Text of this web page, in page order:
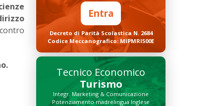
Entra
Decreto di Parità Scolastica N. 2684
Codice Meccanografico: MIPMRI500E
Tecnico Economico
Turismo
Integr. Marketing & Comunicazione
Potenziamento madrelingua Inglese